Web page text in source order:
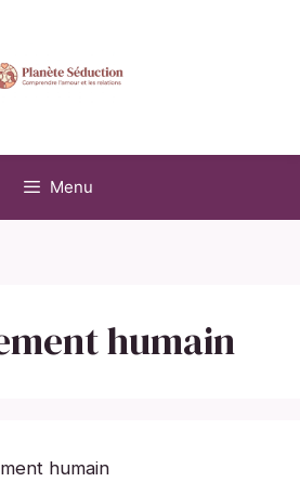
Menu
humain
humain